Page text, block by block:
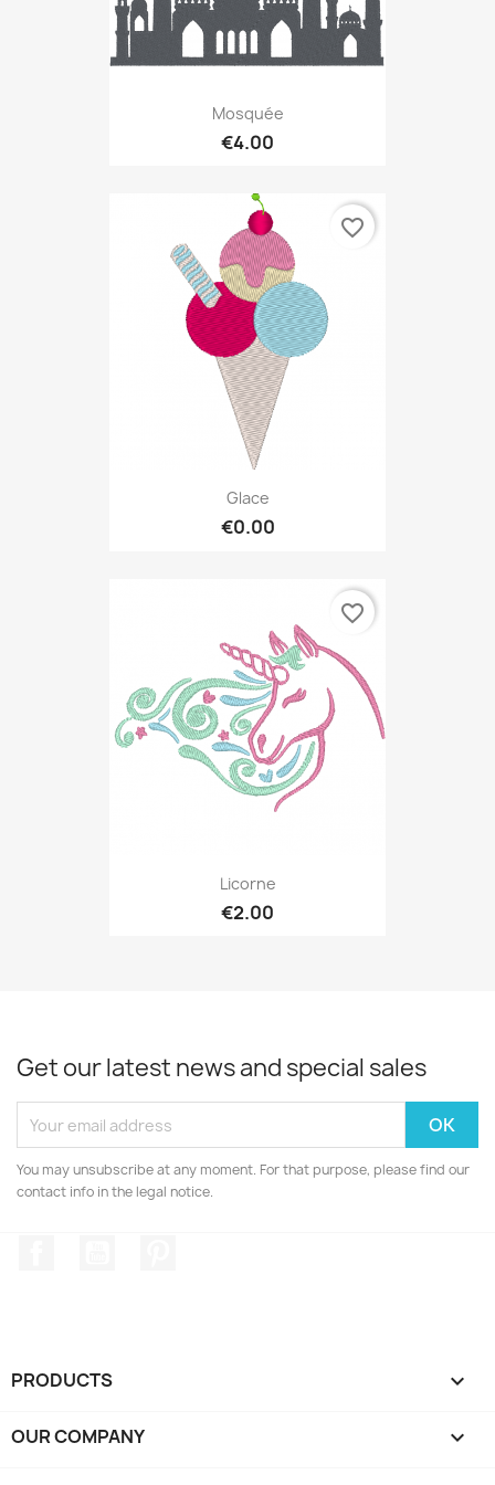
Mosquée
€4.00
Glace
€0.00
favorite_border
Licorne
€2.00
favorite_border
Get our latest news and special sales
You may unsubscribe at any moment. For that purpose, please find our
contact info in the legal notice.
PRODUCTS 
OUR COMPANY 